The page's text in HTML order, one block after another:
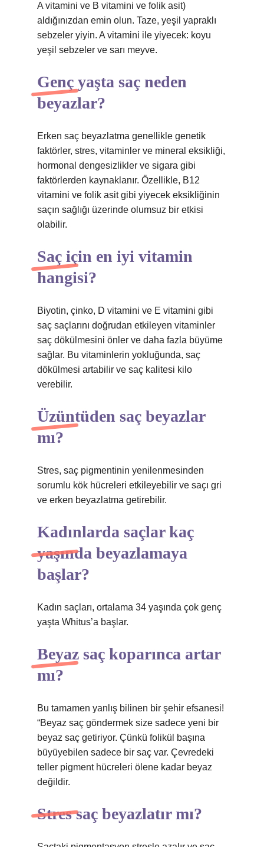
A vitamini ve B vitamini ve folik asit)
aldığınızdan emin olun. Taze, yeşil yapraklı
sebzeler yiyin. A vitamini ile yiyecek: koyu
yeşil sebzeler ve sarı meyve.
Genç yaşta saç neden
beyazlar?
Erken saç beyazlatma genellikle genetik
faktörler, stres, vitaminler ve mineral eksikliği,
hormonal dengesizlikler ve sigara gibi
faktörlerden kaynaklanır. Özellikle, B12
vitamini ve folik asit gibi yiyecek eksikliğinin
saçın sağlığı üzerinde olumsuz bir etkisi
olabilir.
Saç için en iyi vitamin
hangisi?
Biyotin, çinko, D vitamini ve E vitamini gibi
saç saçlarını doğrudan etkileyen vitaminler
saç dökülmesini önler ve daha fazla büyüme
sağlar. Bu vitaminlerin yokluğunda, saç
dökülmesi artabilir ve saç kalitesi kilo
verebilir.
Üzüntüden saç beyazlar
mı?
Stres, saç pigmentinin yenilenmesinden
sorumlu kök hücreleri etkileyebilir ve saçı gri
ve erken beyazlatma getirebilir.
Kadınlarda saçlar kaç
yaşında beyazlamaya
başlar?
Kadın saçları, ortalama 34 yaşında çok genç
yaşta Whitus’a başlar.
Beyaz saç koparınca artar
mı?
Bu tamamen yanlış bilinen bir şehir efsanesi!
“Beyaz saç göndermek size sadece yeni bir
beyaz saç getiriyor. Çünkü folikül başına
büyüyebilen sadece bir saç var. Çevredeki
teller pigment hücreleri ölene kadar beyaz
değildir.
Stres saç beyazlatır mı?